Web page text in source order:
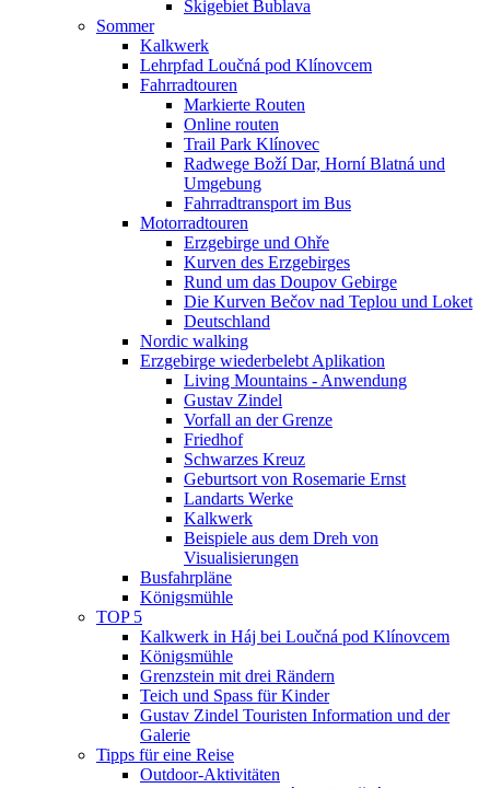
Skigebiet Bublava
Sommer
Kalkwerk
Lehrpfad Loučná pod Klínovcem
Fahrradtouren
Markierte Routen
Online routen
Trail Park Klínovec
Radwege Boží Dar, Horní Blatná und
Umgebung
Fahrradtransport im Bus
Motorradtouren
Erzgebirge und Ohře
Kurven des Erzgebirges
Rund um das Doupov Gebirge
Die Kurven Bečov nad Teplou und Loket
Deutschland
Nordic walking
Erzgebirge wiederbelebt Aplikation
Living Mountains - Anwendung
Gustav Zindel
Vorfall an der Grenze
Friedhof
Schwarzes Kreuz
Geburtsort von Rosemarie Ernst
Landarts Werke
Kalkwerk
Beispiele aus dem Dreh von
Visualisierungen
Busfahrpläne
Königsmühle
TOP 5
Kalkwerk in Háj bei Loučná pod Klínovcem
Königsmühle
Grenzstein mit drei Rändern
Teich und Spass für Kinder
Gustav Zindel Touristen Information und der
Galerie
Tipps für eine Reise
Outdoor-Aktivitäten